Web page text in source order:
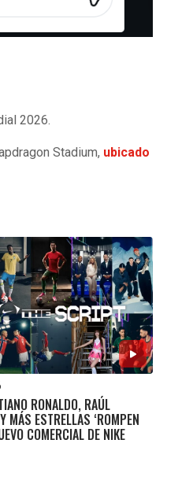
2026.
Stadium, ubicado
RONALDO, RAÚL
MÁS ESTRELLAS ‘ROMPEN
COMERCIAL DE NIKE